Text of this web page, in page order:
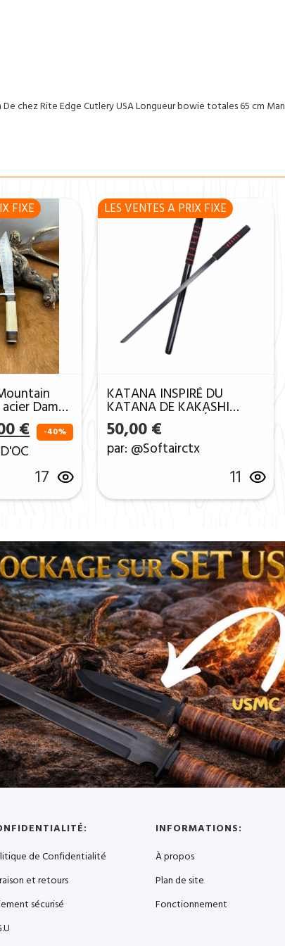
48
De chez Rite Edge Cutlery USA Longueur bowie totales 65 cm
FIXE
Damas
en OS
initial était : 50,00 €.
€ Le prix actuel est : 30,00 €.
-40%
17
LES VENTES A PRIX FIXE
KATANA INSPIRÉ DU
KATANA DE KAKASHI
HATAKE DE LA SÉRIE
NARUTO
50,00 €
par: @Softairctx
11
de Confidentialité
et retours
sécurisé
INFORMATIONS:
À propos
Plan de site
Fonctionnement